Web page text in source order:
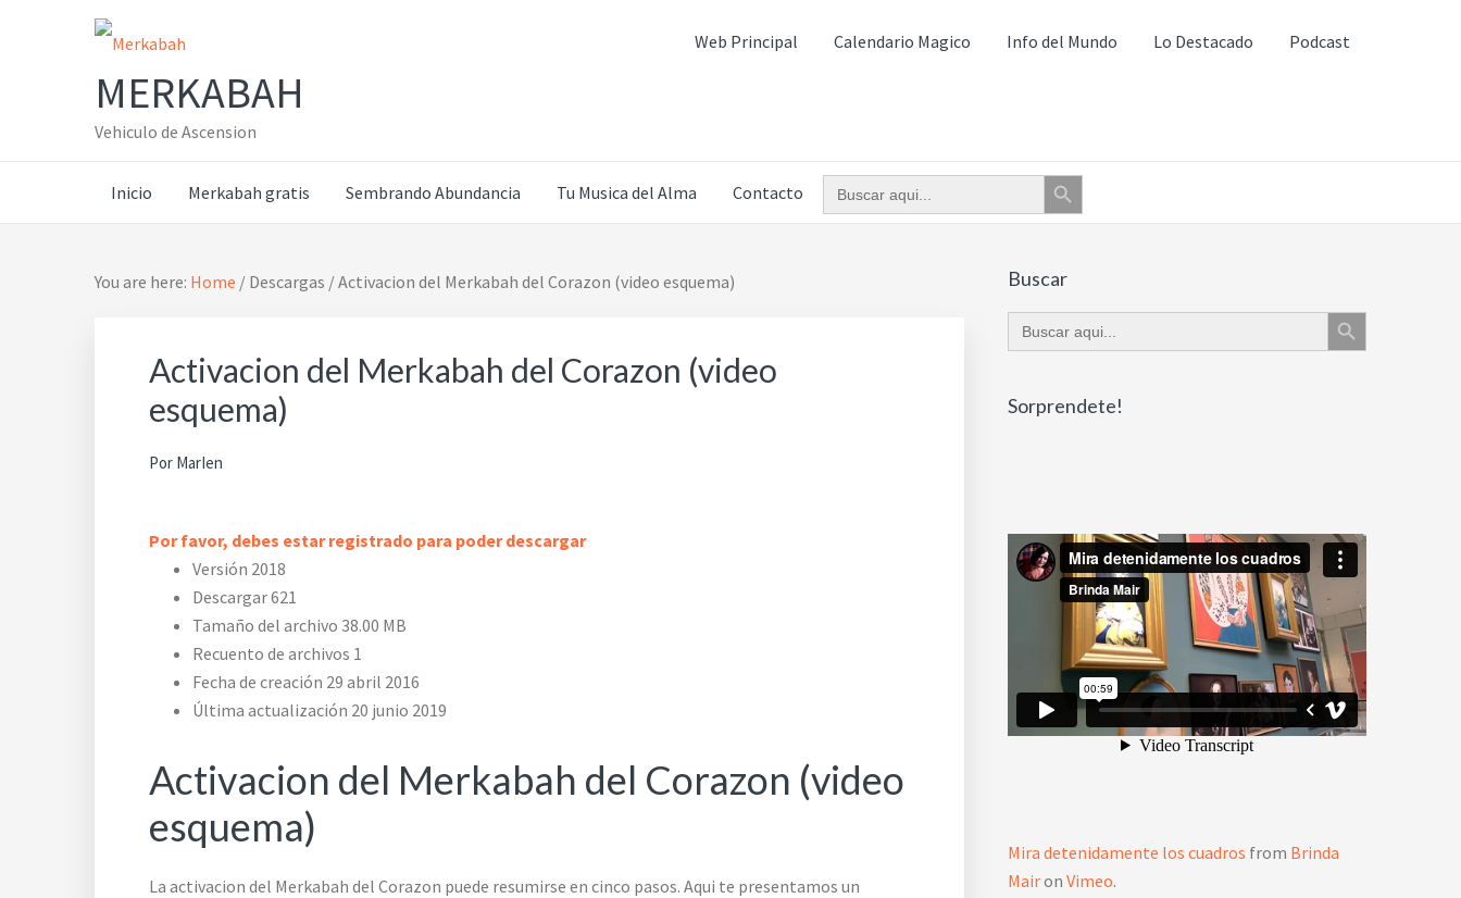
MERKABAH
Vehiculo de Ascension
Web Principal Calendario Magico Info del Mundo Lo Destacado Podcast
Inicio Merkabah gratis Sembrando Abundancia Tu Musica del Alma Contacto Buscar: Botón de búsqueda
You are here: Home / Descargas /Activacion del Merkabah del Corazon (video esquema)
Activacion del Merkabah del Corazon (video
esquema)
Por MarIen
Por favor, debes estar registrado para poder descargar
Versión 2018
Descargar621
Tamaño del archivo 38.00 MB
Recuento de archivos 1
Fecha de creación 29 abril 2016
Última actualización 20 junio 2019
Activacion del Merkabah del Corazon (video
esquema)
La activacion del Merkabah del Corazon puede resumirse en cinco pasos. Aqui te presentamos un
Primary
Sidebar
Buscar
Buscar: Botón de búsqueda
Sorprendete!
Mira detenidamente los cuadros from Brinda
Mairon Vimeo.